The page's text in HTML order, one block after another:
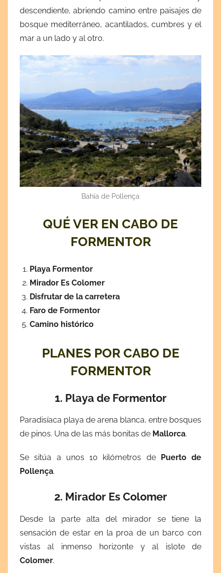
descendiente, abriendo camino entre paisajes de
bosque mediterráneo, acantilados, cumbres y el
mar a un lado y al otro.
Bahía de Pollença
QUÉ VER EN CABO DE
FORMENTOR
Playa Formentor
Mirador Es Colomer
Disfrutar de la carretera
Faro de Formentor
Camino histórico
PLANES POR CABO DE
FORMENTOR
1. Playa de Formentor
Paradisíaca playa de arena blanca, entre bosques
de pinos. Una de las más bonitas de Mallorca.
Se sitúa a unos 10 kilómetros de
Puerto de
Pollença.
2. Mirador Es Colomer
Desde la parte alta del mirador se tiene la
sensación de estar en la proa de un barco con
vistas al inmenso horizonte y al islote de
Colomer.